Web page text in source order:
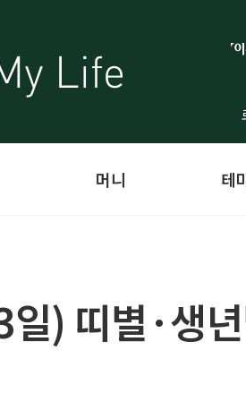
머니 테
) 띠별·생